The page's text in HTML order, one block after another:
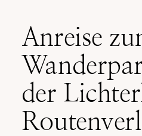
Anreise
der